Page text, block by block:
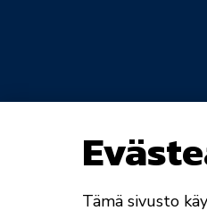
Saavutettavuusseloste
Tämä sivusto